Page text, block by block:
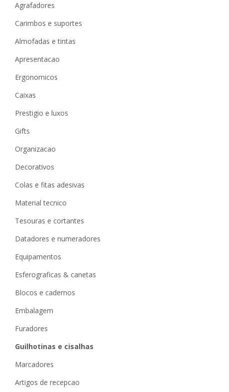
agrafadores
carimbos e suportes
almofadas e tintas
apresentacao
ergonomicos
caixas
prestigio e luxos
gifts
organizacao
decorativos
colas e fitas adesivas
material tecnico
tesouras e cortantes
datadores e numeradores
equipamentos
esferograficas & canetas
blocos e cadernos
embalagem
furadores
guilhotinas e cisalhas
marcadores
artigos de recepcao